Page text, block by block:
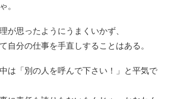
。
が思ったようにうまくいかず、
自分の仕事を手直しすることはある。
は「別の人を呼んで下さい！」と平気で